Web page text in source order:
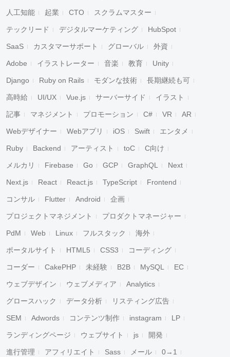
人工知能 起業 CTO スクラムマスター
テックリード デジタルマーケティング HubSpot
SaaS カスタマーサポート グローバル 外資
Adobe イラストレーター 音楽 教育 Unity
Django Ruby on Rails モダンな技術 長期継続も可
高時給 UI/UX Vue.js サーバーサイド イラスト
記事 マネジメント プロモーション C# VR AR
Webデザイナー Webアプリ iOS Swift エンタメ
Ruby Backend アーティスト toC C向け
メルカリ Firebase Go GCP GraphQL Next
Next.js React React.js TypeScript Frontend
コンサル Flutter Android 企画
プロジェクトマネジメント プロダクトマネージャー
PdM Web Linux フルスタック 海外
ポータルサイト HTML5 CSS3 コーディング
コーダー CakePHP 未経験 B2B MySQL EC
ウェブデザイン ウェブメディア Analytics
グロースハック データ分析 リスティング広告
SEM Adwords コンテンツ制作 instagram LP
ランディングページ ウェブサイト js 開発
進行管理 アフィリエイト Sass メール 0→1